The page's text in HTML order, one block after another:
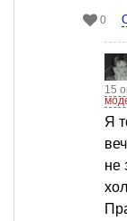
0
15
Я
не